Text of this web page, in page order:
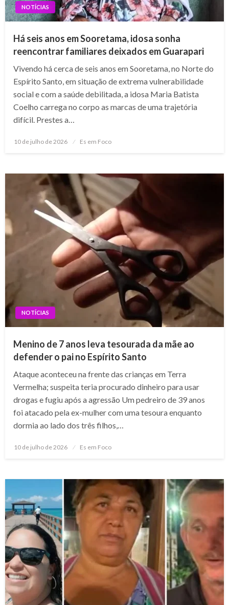
NOTÍCIAS
Há seis anos em Sooretama, idosa sonha
reencontrar familiares deixados em Guarapari
Vivendo há cerca de seis anos em Sooretama, no Norte do
Espírito Santo, em situação de extrema vulnerabilidade
social e com a saúde debilitada, a idosa Maria Batista
Coelho carrega no corpo as marcas de uma trajetória
difícil. Prestes a…
Posted
10 de julho de 2026 Es em Foco
NOTÍCIAS
Menino de 7 anos leva tesourada da mãe ao
defender o pai no Espírito Santo
Ataque aconteceu na frente das crianças em Terra
Vermelha; suspeita teria procurado dinheiro para usar
drogas e fugiu após a agressão Um pedreiro de 39 anos
foi atacado pela ex-mulher com uma tesoura enquanto
dormia ao lado dos três filhos,…
Posted
10 de julho de 2026 Es em Foco